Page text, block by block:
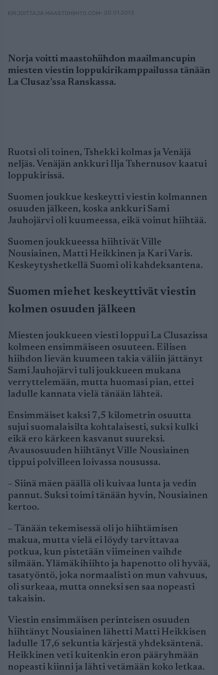
KIRJOITTAJA MAASTOHIIHTO.COM• 20.01.2013
Norja voitti maastohiihdon maailmancupin
miesten viestin loppukirikamppailussa tänään
La Clusaz’ssa Ranskassa.
Ruotsi oli toinen, Tshekki kolmas ja Venäjä
neljäs. Venäjän ankkuri Ilja Tshernusov kaatui
loppukirissä.
Suomen joukkue keskeytti viestin kolmannen
osuuden jälkeen, koska ankkuri Sami
Jauhojärvi oli kuumeessa, eikä voinut hiihtää.
Suomen joukkueessa hiihtivät Ville
Nousiainen, Matti Heikkinen ja Kari Varis.
Keskeytyshetkellä Suomi oli kahdeksantena.
Suomen miehet keskeyttivät viestin
kolmen osuuden jälkeen
Miesten joukkueen viesti loppui La Clusazissa
kolmeen ensimmäiseen osuuteen. Eilisen
hiihdon lievän kuumeen takia väliin jättänyt
Sami Jauhojärvi tuli joukkueen mukana
verryttelemään, mutta huomasi pian, ettei
ladulle kannata vielä tänään lähteä.
Ensimmäiset kaksi 7,5 kilometrin osuutta
sujui suomalaisilta kohtalaisesti, suksi kulki
eikä ero kärkeen kasvanut suureksi.
Avausosuuden hiihtänyt Ville Nousiainen
tippui polvilleen loivassa nousussa.
– Siinä mäen päällä oli kuivaa lunta ja vedin
pannut. Suksi toimi tänään hyvin, Nousiainen
kertoo.
– Tänään tekemisessä oli jo hiihtämisen
makua, mutta vielä ei löydy tarvittavaa
potkua, kun pistetään viimeinen vaihde
silmään. Ylämäkihiihto ja hapenotto oli hyvää,
tasatyöntö, joka normaalisti on mun vahvuus,
oli surkeaa, mutta onneksi sen saa nopeasti
takaisin.
Viestin ensimmäisen perinteisen osuuden
hiihtänyt Nousiainen lähetti Matti Heikkisen
ladulle 17,6 sekuntia kärjestä yhdeksäntenä.
Heikkinen veti kuitenkin eron pääryhmään
nopeasti kiinni ja lähti vetämään koko letkaa.